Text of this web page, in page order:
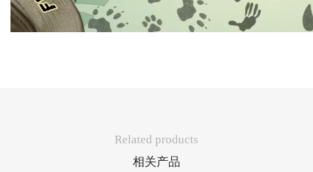
Related products
相关产品